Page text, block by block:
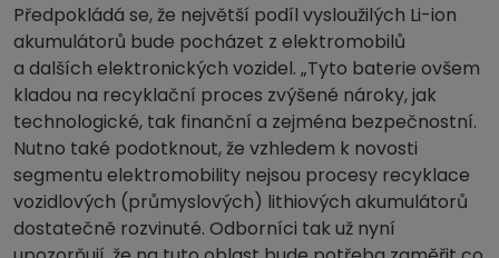
Předpokládá se, že největší podíl vysloužilých Li-ion
akumulátorů bude pocházet z elektromobilů
a dalších elektronických vozidel. „Tyto baterie ovšem
kladou na recyklační proces zvýšené nároky, jak
technologické, tak finanční a zejména bezpečnostní.
Nutno také podotknout, že vzhledem k novosti
segmentu elektromobility nejsou procesy recyklace
vozidlových (průmyslových) lithiových akumulátorů
dostatečně rozvinuté. Odborníci tak už nyní